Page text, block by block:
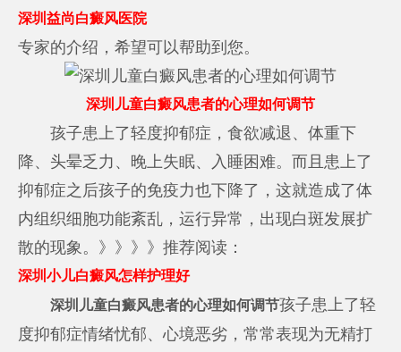
深圳益尚白癜风医院
专家的介绍，希望可以帮助到您。
深圳儿童白癜风患者的心理如何调节
孩子患上了轻度抑郁症，食欲减退、体重下
降、头晕乏力、晚上失眠、入睡困难。而且患上了
抑郁症之后孩子的免疫力也下降了，这就造成了体
内组织细胞功能紊乱，运行异常，出现白斑发展扩
散的现象。》》》》推荐阅读：
深圳小儿白癜风怎样护理好
深圳儿童白癜风患者的心理如何调节孩子患上了轻
度抑郁症情绪忧郁、心境恶劣，常常表现为无精打